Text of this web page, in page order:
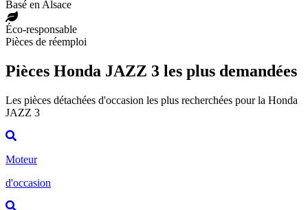
Basé en Alsace
Éco-responsable
Pièces de réemploi
Pièces Honda JAZZ 3 les plus demandées
Les pièces détachées d'occasion les plus recherchées pour la Honda
JAZZ 3
Moteur
d'occasion